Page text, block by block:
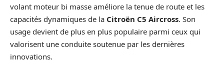
volant moteur bi masse améliore la tenue de route et les
capacités dynamiques de la Citroën C5 Aircross. Son
usage devient de plus en plus populaire parmi ceux qui
valorisent une conduite soutenue par les dernières
innovations.